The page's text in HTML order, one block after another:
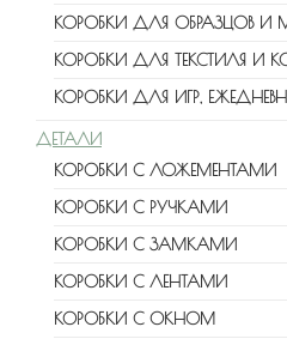
КОРОБКИ ДЛЯ ОБРАЗЦОВ И
КОРОБКИ ДЛЯ ТЕКСТИЛЯ И
КОРОБКИ ДЛЯ ИГР,
ДЕТАЛИ
КОРОБКИ С ЛОЖЕМЕНТАМИ
КОРОБКИ С РУЧКАМИ
КОРОБКИ С ЗАМКАМИ
КОРОБКИ С ЛЕНТАМИ
КОРОБКИ С ОКНОМ